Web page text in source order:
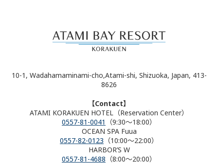
10-1, Wadahamaminami-cho,Atami-shi, Shizuoka, Japan, 413-
8626
【Contact】
ATAMI KORAKUEN HOTEL（Reservation Center）
0557-81-0041
（9:30～18:00）
OCEAN SPA Fuua
0557-82-0123 （10:00～22:00）
HARBOR’S W
0557-81-4688 （8:00～20:00）